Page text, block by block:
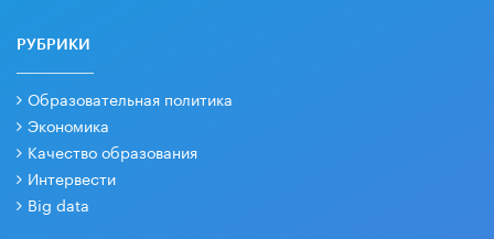
РУБРИКИ
Образовательная политика
Экономика
Качество образования
Интервести
Big data